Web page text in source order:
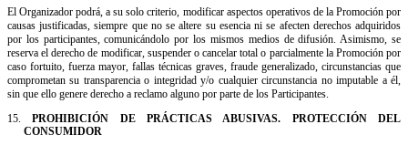
El Organizador podrá, a su solo criterio, modificar aspectos operativos de la Promoción por
causas justificadas, siempre que no se altere su esencia ni se afecten derechos adquiridos
por los participantes, comunicándolo por los mismos medios de difusión. Asimismo, se
reserva el derecho de modificar, suspender o cancelar total o parcialmente la Promoción por
caso fortuito, fuerza mayor, fallas técnicas graves, fraude generalizado, circunstancias que
comprometan su transparencia o integridad y/o cualquier circunstancia no imputable a él,
sin que ello genere derecho a reclamo alguno por parte de los Participantes.
15.PROHIBICIÓN DE PRÁCTICAS ABUSIVAS. PROTECCIÓN DEL
CONSUMIDOR